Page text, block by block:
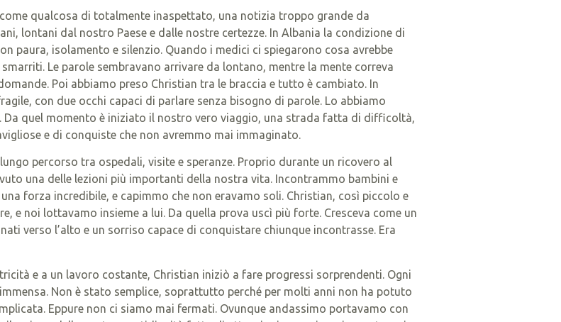
qualcosa di totalmente inaspettato, una notizia troppo grande da
lontani dal nostro Paese e dalle nostre certezze. In Albania la condizione di
paura, isolamento e silenzio. Quando i medici ci spiegarono cosa avrebbe
Le parole sembravano arrivare da lontano, mentre la mente correva
Poi abbiamo preso Christian tra le braccia e tutto è cambiato. In
con due occhi capaci di parlare senza bisogno di parole. Lo abbiamo
Da quel momento è iniziato il nostro vero viaggio, una strada fatta di difficoltà,
e di conquiste che non avremmo mai immaginato.
percorso tra ospedali, visite e speranze. Proprio durante un ricovero al
una delle lezioni più importanti della nostra vita. Incontrammo bambini e
forza incredibile, e capimmo che non eravamo soli. Christian, così piccolo e
e noi lottavamo insieme a lui. Da quella prova uscì più forte. Cresceva come un
verso l’alto e un sorriso capace di conquistare chiunque incontrasse. Era
e a un lavoro costante, Christian iniziò a fare progressi sorprendenti. Ogni
Non è stato semplice, soprattutto perché per molti anni non ha potuto
Eppure non ci siamo mai fermati. Ovunque andassimo portavamo con